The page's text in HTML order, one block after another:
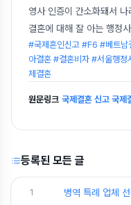
영사 인증이 간소화돼서
결혼에 대해 잘 아는 행정
#국제혼인신고 #F6 #베트남
아결혼 #결혼비자 #서울행
제결혼
원문링크 국제결혼 신고 국제
등록된 모든 글
1 병역 특례 업체